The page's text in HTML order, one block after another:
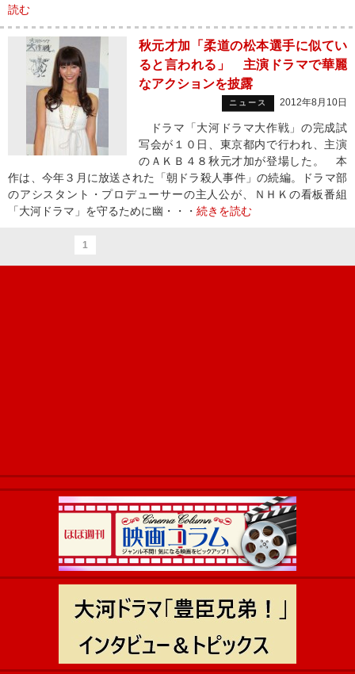
読む
秋元才加「柔道の松本選手に似てい
ると言われる」 主演ドラマで華麗
なアクションを披露
ニュース 2012年8月10日
ドラマ「大河ドラマ大作戦」の完成試
写会が１０日、東京都内で行われ、主演
のＡＫＢ４８秋元才加が登場した。 本
作は、今年３月に放送された「朝ドラ殺人事件」の続編。ドラマ部
のアシスタント・プロデューサーの主人公が、ＮＨＫの看板番組
「大河ドラマ」を守るために幽・・・ 続きを読む
1